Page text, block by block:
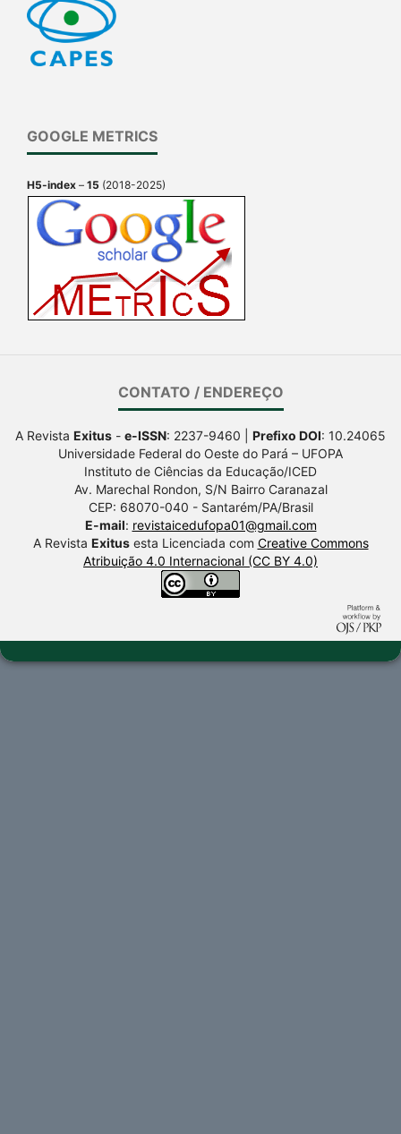
GOOGLE METRICS
H5-index – 15 (2018-2025)
CONTATO / ENDEREÇO
A Revista Exitus - e-ISSN: 2237-9460 | Prefixo DOI: 10.24065
Universidade Federal do Oeste do Pará – UFOPA
Instituto de Ciências da Educação/ICED
Av. Marechal Rondon, S/N Bairro Caranazal
CEP: 68070-040 - Santarém/PA/Brasil
E-mail: revistaicedufopa01@gmail.com
A Revista Exitusesta Licenciada com Creative Commons
Atribuição 4.0 Internacional (CC BY 4.0)